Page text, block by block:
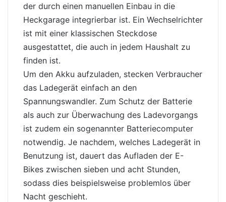
der durch einen manuellen Einbau in die
Heckgarage integrierbar ist. Ein Wechselrichter
ist mit einer klassischen Steckdose
ausgestattet, die auch in jedem Haushalt zu
finden ist.
Um den Akku aufzuladen, stecken Verbraucher
das Ladegerät einfach an den
Spannungswandler. Zum Schutz der Batterie
als auch zur Überwachung des Ladevorgangs
ist zudem ein sogenannter Batteriecomputer
notwendig. Je nachdem, welches Ladegerät in
Benutzung ist, dauert das Aufladen der E-
Bikes zwischen sieben und acht Stunden,
sodass dies beispielsweise problemlos über
Nacht geschieht.